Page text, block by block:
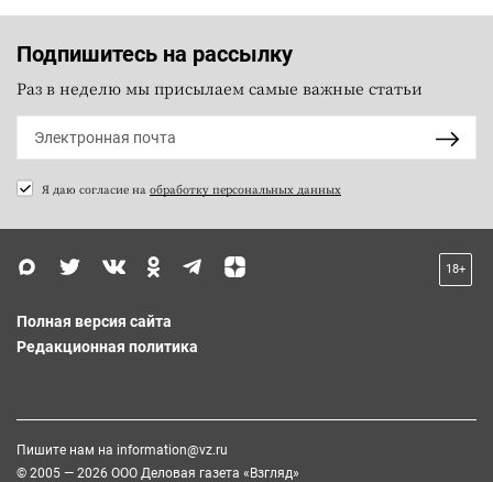
Подпишитесь на рассылку
Раз в неделю мы присылаем самые важные статьи
Я даю согласие на обработку персональных данных
18+
Полная версия сайта
Редакционная политика
Пишите нам на information@vz.ru
© 2005 — 2026 ООО Деловая газета «Взгляд»